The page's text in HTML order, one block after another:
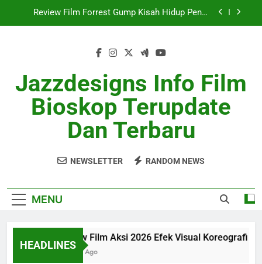
Review Film SciFi Modern Dengan Cerita Masa
Depan
Realistis
Review Film Forrest Gump Kisah Hidup Penuh
Makna
Review Film SciFi Modern Dengan Cerita Masa
Depan
Jazzdesigns Info Film
Bioskop Terupdate
Dan Terbaru
NEWSLETTER RANDOM NEWS
MENU
HEADLINES
Review Film Aksi 2026 Efek Visual Koreografi
1 Month Ago